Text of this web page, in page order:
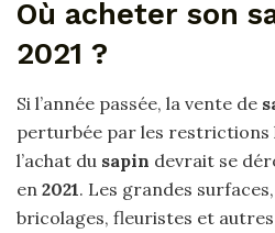
Où acheter son
2021 ?
Si l’année passée, la vente de
perturbée par les restrictions
l’achat du sapin devrait se
en 2021. Les grandes
bricolages, fleuristes et